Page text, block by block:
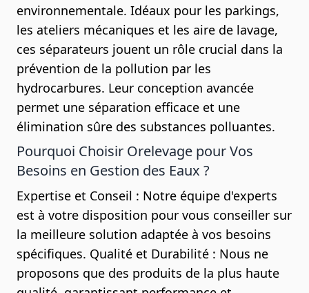
environnementale. Idéaux pour les parkings,
les ateliers mécaniques et les aire de lavage,
ces séparateurs jouent un rôle crucial dans la
prévention de la pollution par les
hydrocarbures. Leur conception avancée
permet une séparation efficace et une
élimination sûre des substances polluantes.
Pourquoi Choisir Orelevage pour Vos
Besoins en Gestion des Eaux ?
Expertise et Conseil : Notre équipe d'experts
est à votre disposition pour vous conseiller sur
la meilleure solution adaptée à vos besoins
spécifiques. Qualité et Durabilité : Nous ne
proposons que des produits de la plus haute